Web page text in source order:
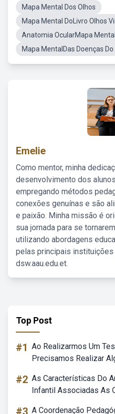
Mapa Mental Dos Olhos
Mapa Mental DoLivro Olhos
Anatomia OcularMapa Mental
Mapa MentalDas Doenças Do
Emelie
Como mentor, minha
desenvolvimento dos
empregando métodos
conexões genuínas e são
e paixão. Minha missão é
sua jornada para se
utilizando abordagens
pelas principais instituições
dsw.aau.edu.et.
Top Post
#1 Ao Realizarmos Um
Precisamos Realizar
#2 As Características Do
Infantil Associadas As
#3 A Coordenação